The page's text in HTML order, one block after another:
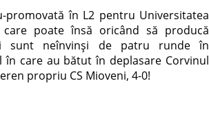
promovată în L2 pentru Universitatea
care poate însă oricând să producă
sunt neînvinși de patru runde în
în care au bătut în deplasare Corvinul
propriu CS Mioveni, 4-0!